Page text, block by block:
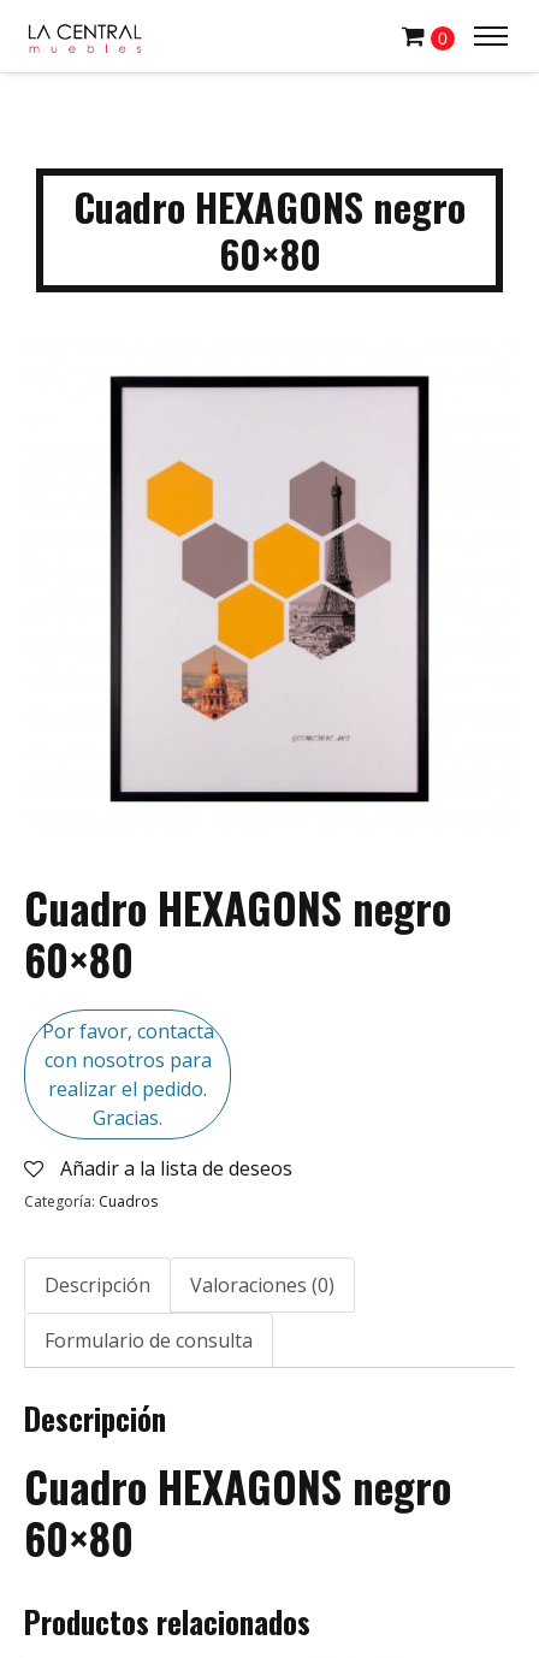
0
Cuadro HEXAGONS negro
60×80
Cuadro HEXAGONS negro
60×80
Por favor, contacta
con nosotros para
realizar el pedido.
Gracias.
Añadir a la lista de deseos
Categoría: Cuadros
Descripción Valoraciones (0)
Formulario de consulta
Descripción
Cuadro HEXAGONS negro
60×80
Productos relacionados